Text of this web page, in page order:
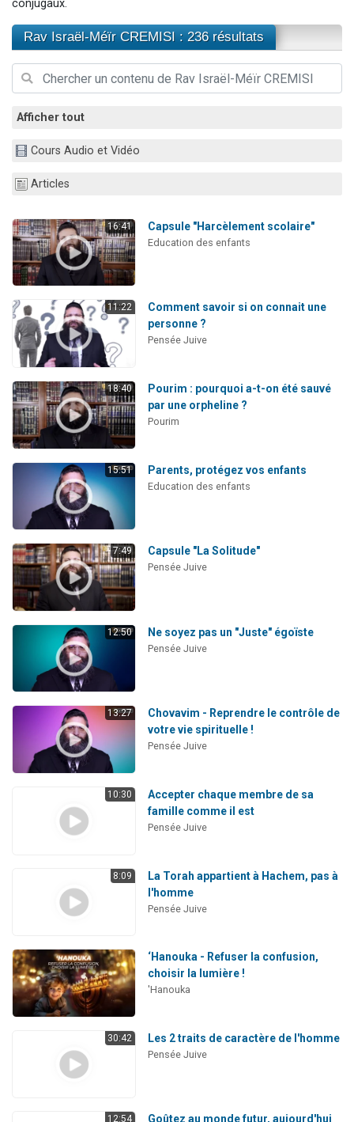
2 personnes viennent de nous rejoindre sur WhatsApp
Malgorzata vient de donner son Maasser
conjugaux.
Rav Israël-Méïr CREMISI : 236 résultats
Afficher tout
Cours Audio et Vidéo
Articles
16:41 Capsule "Harcèlement scolaire"
Education des enfants
11:22
Comment savoir si on connait une
personne ?
Pensée Juive
18:40
Pourim : pourquoi a-t-on été sauvé
par une orpheline ?
Pourim
15:51 Parents, protégez vos enfants
Education des enfants
7:49 Capsule "La Solitude"
Pensée Juive
12:50 Ne soyez pas un "Juste" égoïste
Pensée Juive
13:27
Chovavim - Reprendre le contrôle de
votre vie spirituelle !
Pensée Juive
10:30
Accepter chaque membre de sa
famille comme il est
Pensée Juive
8:09
La Torah appartient à Hachem, pas à
l'homme
Pensée Juive
‘Hanouka - Refuser la confusion,
choisir la lumière !
'Hanouka
30:42 Les 2 traits de caractère de l'homme
Pensée Juive
12:54 Goûtez au monde futur, aujourd'hui